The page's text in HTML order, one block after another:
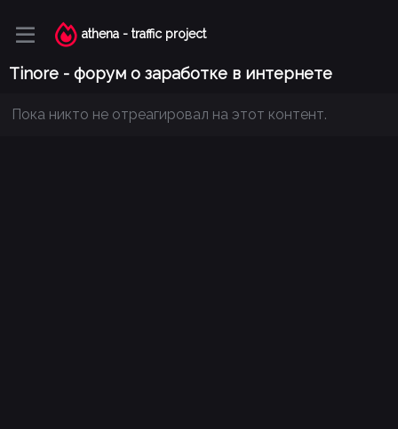
athena - traffic project
Tinore - форум о заработке в интернете
Пока никто не отреагировал на этот контент.